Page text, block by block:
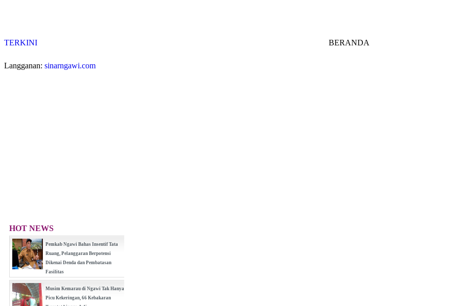
TERKINI BERANDA
Langganan: sinarngawi.com
HOT NEWS
Pemkab Ngawi Bahas Insentif Tata
Ruang, Pelanggaran Berpotensi
Dikenai Denda dan Pembatasan
Fasilitas
(0 Reply(s))
Musim Kemarau di Ngawi Tak Hanya
Picu Kekeringan, 66 Kebakaran